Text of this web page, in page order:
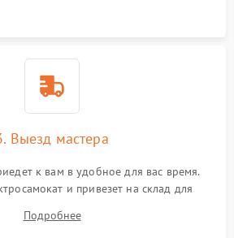
Выезд мастера
к вам в удобное для вас время.
и привезет на склад для
Подробнее